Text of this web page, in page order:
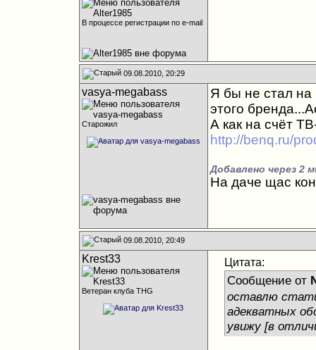
В процессе регистрации по e-mail
09.08.2010, 20:29
vasya-megabass
Старожил
Я бы не стал
этого
А как на счёт
http://benq.ru/
Добавлено через 2
На даче щас
09.08.2010, 20:49
Krest33
Ветеран клуба THG
Цитата:
Сообщение от
оставлю
адекватных
увижу [в